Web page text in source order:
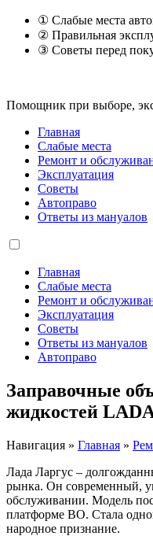
① Слабые места
② Правильная
③ Советы перед
Помощник при выборе,
Главная
Слабые места
Ремонт и
Эксплуатация
Советы
Автоправо
Ответы из мануалов
Главная
Слабые места
Ремонт и
Эксплуатация
Советы
Ответы из мануалов
Автоправо
Заправочные
жидкостей
Навигация » Главная »
Лада Ларгус –
рынка. Он современный,
обслуживании. Модель
платформе ВО. Стала
народное признание.